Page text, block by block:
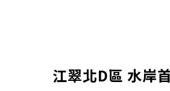
江翠北D區 水岸